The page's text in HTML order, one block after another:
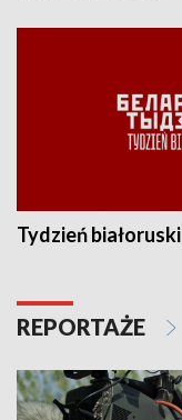
Tydzień białoruski
REPORTAŻE